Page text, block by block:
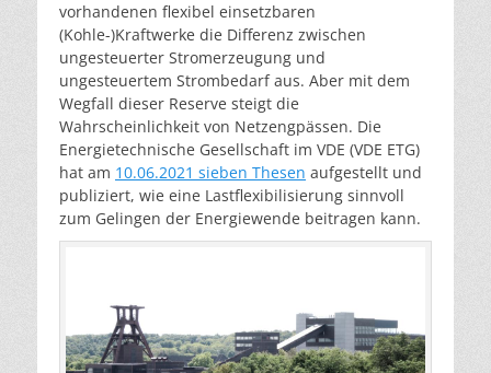
vorhandenen flexibel einsetzbaren
(Kohle-)Kraftwerke die Differenz zwischen
ungesteuerter Stromerzeugung und
ungesteuertem Strombedarf aus. Aber mit dem
Wegfall dieser Reserve steigt die
Wahrscheinlichkeit von Netzengpässen. Die
Energietechnische Gesellschaft im VDE (VDE ETG)
hat am 10.06.2021 sieben Thesen aufgestellt und
publiziert, wie eine Lastflexibilisierung sinnvoll
zum Gelingen der Energiewende beitragen kann.